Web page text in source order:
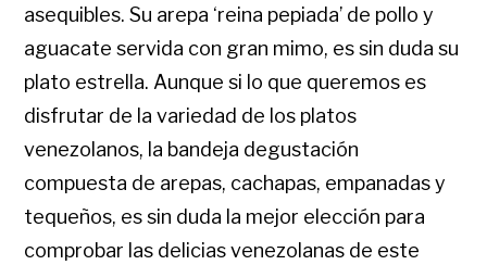
asequibles. Su arepa ‘reina pepiada’ de pollo y
aguacate servida con gran mimo, es sin duda su
plato estrella. Aunque si lo que queremos es
disfrutar de la variedad de los platos
venezolanos, la bandeja degustación
compuesta de arepas, cachapas, empanadas y
tequeños, es sin duda la mejor elección para
comprobar las delicias venezolanas de este